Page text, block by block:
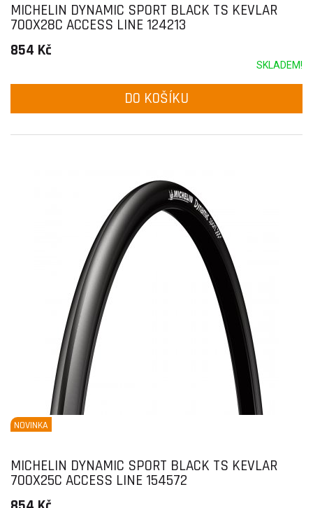
MICHELIN DYNAMIC SPORT BLACK TS KEVLAR
700X28C ACCESS LINE 124213
854 Kč
SKLADEM!
DO KOŠÍKU
NOVINKA
MICHELIN DYNAMIC SPORT BLACK TS KEVLAR
700X25C ACCESS LINE 154572